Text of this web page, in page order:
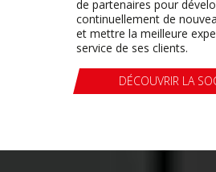
de partenaires pour
continuellement de
et mettre la meilleure
service de ses clients.
DÉCOUVRIR LA